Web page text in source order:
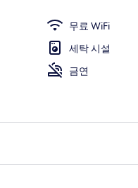
더블룸 | 방음 설비, 무료 WiFi, 각
무료 WiFi
세탁 시설
금연